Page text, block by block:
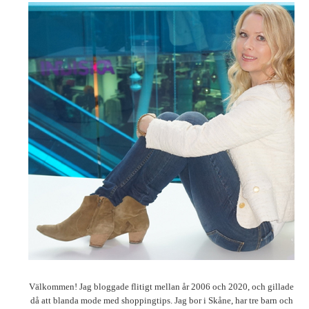
Välkommen! Jag bloggade flitigt mellan år 2006 och 2020, och gillade
då att blanda mode med shoppingtips. Jag bor i Skåne, har tre barn och